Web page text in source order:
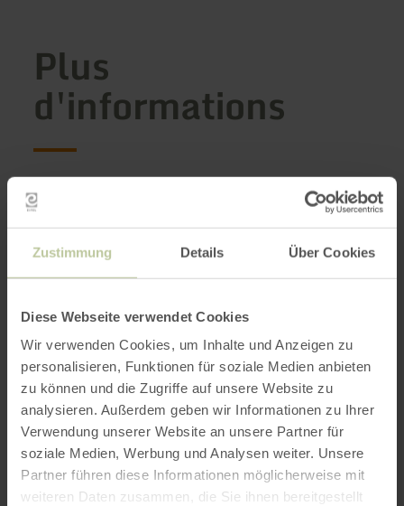
Zustimmung Details Über Cookies
Diese Webseite verwendet Cookies
Wir verwenden Cookies, um Inhalte und Anzeigen zu
personalisieren, Funktionen für soziale Medien anbieten
zu können und die Zugriffe auf unsere Website zu
analysieren. Außerdem geben wir Informationen zu Ihrer
Verwendung unserer Website an unsere Partner für
soziale Medien, Werbung und Analysen weiter. Unsere
Partner führen diese Informationen möglicherweise mit
weiteren Daten zusammen, die Sie ihnen bereitgestellt
Plus
d'informations
Caractéristiques / Particularités
Nombre de places
Impressions